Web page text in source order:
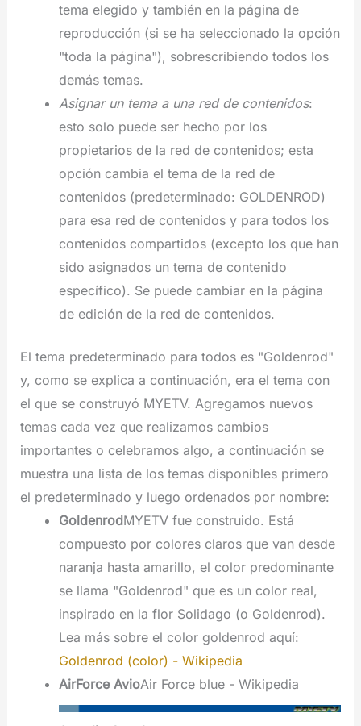
tema elegido y también en la página de
reproducción (si se ha seleccionado la opción
"toda la página"), sobrescribiendo todos los
demás temas.
Asignar un tema a una red de contenidos:
esto solo puede ser hecho por los
propietarios de la red de contenidos; esta
opción cambia el tema de la red de
contenidos (predeterminado: GOLDENROD)
para esa red de contenidos y para todos los
contenidos compartidos (excepto los que han
sido asignados un tema de contenido
específico). Se puede cambiar en la página
de edición de la red de contenidos.
El tema predeterminado para todos es "Goldenrod"
y, como se explica a continuación, era el tema con
el que se construyó MYETV. Agregamos nuevos
temas cada vez que realizamos cambios
importantes o celebramos algo, a continuación se
muestra una lista de los temas disponibles primero
el predeterminado y luego ordenados por nombre:
GoldenrodMYETV fue construido. Está
compuesto por colores claros que van desde
naranja hasta amarillo, el color predominante
se llama "Goldenrod" que es un color real,
inspirado en la flor Solidago (o Goldenrod).
Lea más sobre el color goldenrod aquí:
Goldenrod (color) - Wikipedia
AirForce AvioAir Force blue - Wikipedia